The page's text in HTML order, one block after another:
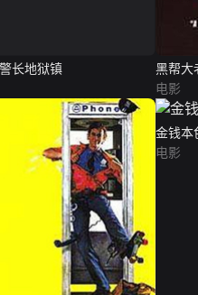
长地狱镇
黑帮大
电影
金钱本
电影